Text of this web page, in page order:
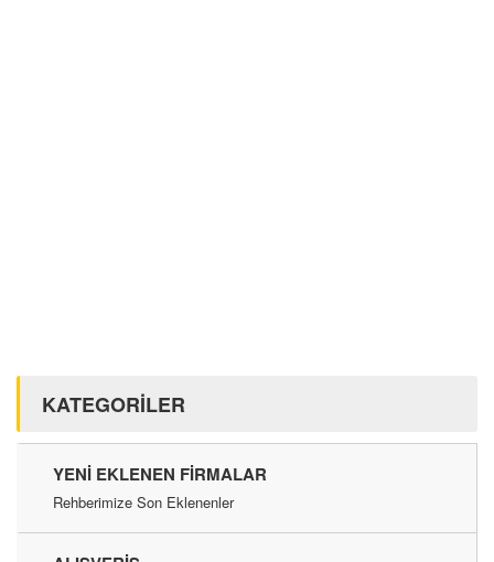
KATEGORİLER
YENI EKLENEN FIRMALAR
Rehberimize Son Eklenenler